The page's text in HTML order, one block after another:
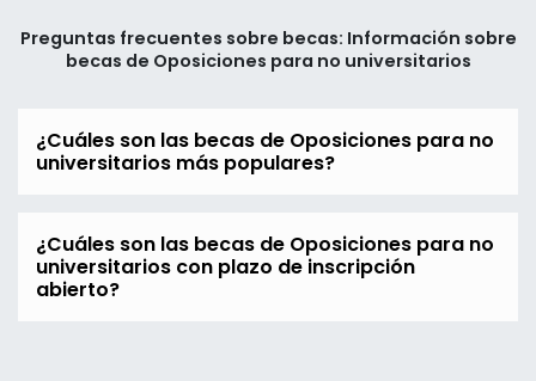
Preguntas frecuentes sobre becas: Información sobre
becas de Oposiciones para no universitarios
¿Cuáles son las becas de Oposiciones para no
universitarios más populares?
¿Cuáles son las becas de Oposiciones para no
universitarios con plazo de inscripción
abierto?